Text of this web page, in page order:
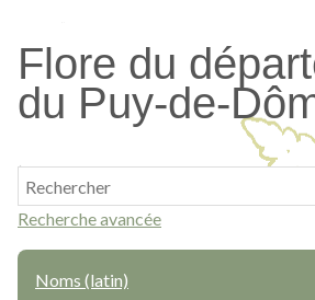
contenu
principal
Flore du
du Puy-de-
Recherche avancée
Noms (latin)